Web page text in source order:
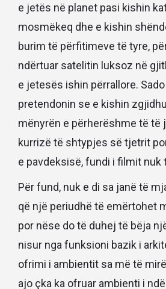
e jetës në planet pasi kishin
mosmëkeq dhe e kishin
burim të përfitimeve të tyre,
ndërtuar satelitin luksoz në
e jetesës ishin përrallore. Sado
pretendonin se e kishin
mënyrën e përherëshme të të
kurrizë të shtypjes së tjetrit
e pavdeksisë, fundi i filmit nuk
Për fund, nuk e di sa janë të
që një periudhë të emërtohet
por nëse do të duhej të bëja
nisur nga funksioni bazik i
ofrimi i ambientit sa më të
ajo çka ka ofruar ambienti i